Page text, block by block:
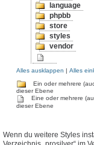
language
phpbb
store
styles
vendor
Alles ausklappen | Alles
Ein oder mehrere
dieser Ebene
Eine oder mehrere
dieser Ebene
Wenn du weitere Styles